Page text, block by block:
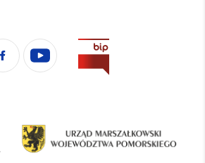
FacebookYouTube
Przejdź
Publicznej
Urząd
Marszałkowski